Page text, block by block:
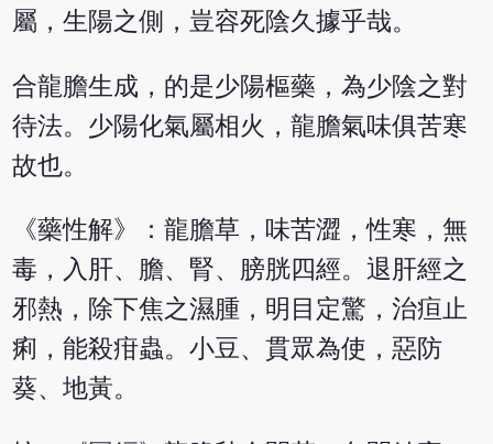
屬，生陽之側，豈容死陰久據乎哉。
合龍膽生成，的是少陽樞藥，為少陰之對
待法。少陽化氣屬相火，龍膽氣味俱苦寒
故也。
《藥性解》：龍膽草，味苦澀，性寒，無
毒，入肝、膽、腎、膀胱四經。退肝經之
邪熱，除下焦之濕腫，明目定驚，治疸止
痢，能殺疳蟲。小豆、貫眾為使，惡防
葵、地黃。